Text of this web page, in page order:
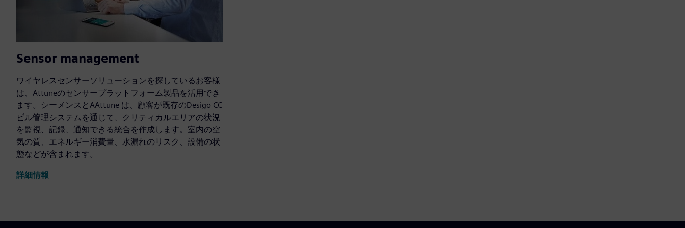
Sensor management
ワイヤレスセンサーソリューションを探しているお客様
は、Attuneのセンサープラットフォーム製品を活用でき
ます。シーメンスとAAttune は、顧客が既存のDesigo CC
ビル管理システムを通じて、クリティカルエリアの状況
を監視、記録、通知できる統合を作成します。室内の空
気の質、エネルギー消費量、水漏れのリスク、設備の状
態などが含まれます。
詳細情報